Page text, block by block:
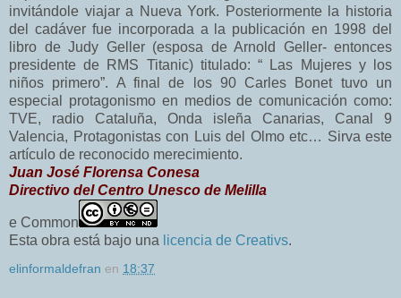
invitándole viajar a Nueva York. Posteriormente la historia
del cadáver fue incorporada a la publicación en 1998 del
libro de Judy Geller (esposa de Arnold Geller- entonces
presidente de RMS Titanic) titulado: “ Las Mujeres y los
niños primero”. A final de los 90 Carles Bonet tuvo un
especial protagonismo en medios de comunicación como:
TVE, radio Cataluña, Onda isleña Canarias, Canal 9
Valencia, Protagonistas con Luis del Olmo etc… Sirva este
artículo de reconocido merecimiento.
Juan José Florensa Conesa
Directivo del Centro Unesco de Melilla
e Common
Esta obra está bajo una licencia de Creativs.
elinformaldefran en 18:37